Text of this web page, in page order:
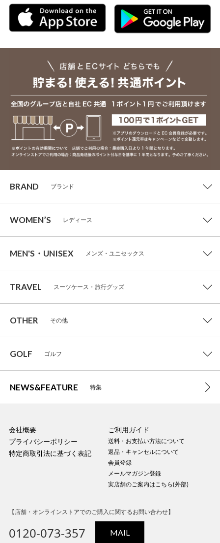
BRAND ブランド
WOMEN’S レディース
MEN'S・UNISEX メンズ・ユニセックス
TRAVEL スーツケース・旅行グッズ
OTHER その他
GOLF ゴルフ
NEWS&FEATURE 特集
会社概要
プライバシーポリシー
特定商取引法に基づく表記
ご利用ガイド
送料・お支払い方法について
返品・キャンセルについて
会員登録
メールマガジン登録
実店舗のご案内はこちら(外部)
【店舗・オンラインストアでのご購入に関するお問い合わせ】
0120-073-357 MAIL